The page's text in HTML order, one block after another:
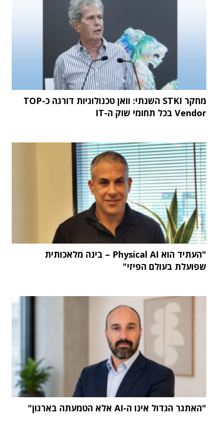
מחקר STKI השנתי: וואן טכנולוגיות דורגה כ-TOP
Vendor בכל תחומי שוק ה-IT
"העתיד הוא Physical AI – בינה מלאכותית
שפועלת בעולם הפיזי"
"האתגר הגדול אינו ה-AI אלא הטמעתה בארגון"